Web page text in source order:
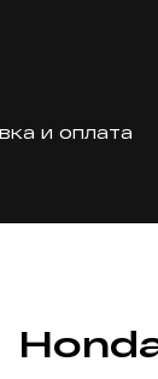
и оплата